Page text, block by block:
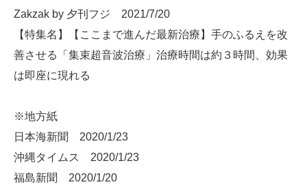
Zakzak by 夕刊フジ 2021/7/20
【特集名】【ここまで進んだ最新治療】手のふるえを改
善させる「集束超音波治療」治療時間は約３時間、効果
は即座に現れる
※地方紙
日本海新聞 2020/1/23
沖縄タイムス 2020/1/23
福島新聞 2020/1/20